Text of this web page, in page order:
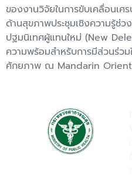
ของงานวิจัยในการขับเคลื่อนเศ
ด้านสุขภาพประชุมเชิงความรู้ช่ว
ปฐมนิเทศผู้แทนใหม่ (New
ความพร้อมสำหรับการมีส่วนร่วม
ศักยภาพ ณ Mandarin